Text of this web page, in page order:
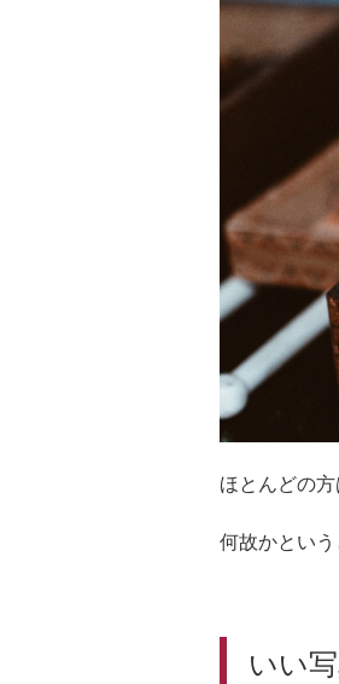
ほとんどの
何故かという
いい